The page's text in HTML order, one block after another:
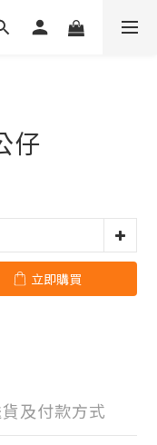
仔
立即購買
及付款方式